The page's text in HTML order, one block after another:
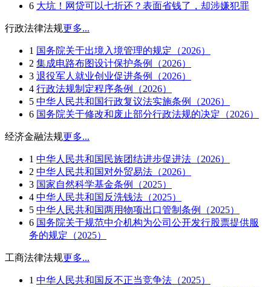
6 大坑！网贷可以七折还？表面省钱了，却涉嫌犯罪
行政法律法规更多...
1 国务院关于出境入境管理的规定（2026）
2 集成电路布图设计保护条例（2026）
3 退役军人就业创业促进条例（2026）
4 行政法规制定程序条例（2026）
5 中华人民共和国行政复议法实施条例（2026）
6 国务院关于修改和废止部分行政法规的决定（2026）
经济金融法规更多...
1 中华人民共和国民族团结进步促进法（2026）
2 中华人民共和国对外贸易法（2026）
3 国家自然科学基金条例（2025）
4 中华人民共和国反洗钱法（2025）
5 中华人民共和国两用物项出口管制条例（2025）
6 国务院关于规范中介机构为公司公开发行股票提供服
务的规定（2025）
工商法律法规更多...
1 中华人民共和国反不正当竞争法（2025）